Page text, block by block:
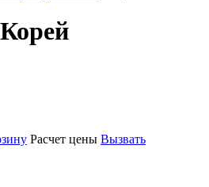
Расчет цены Вызвать